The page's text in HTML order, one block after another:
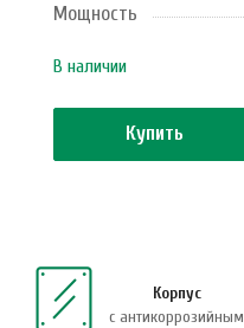
Мощность
В наличии
Купить
Корпус
с антикоррозийным